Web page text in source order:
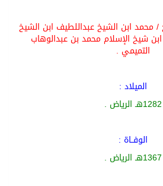
/محمد ابن الشيخ عبداللطيف ابن الشيخ
شيخ الإسلام محمد بن عبدالوهاب
التميمي .
الميلاد :
1282هـ الرياض .
الوفــاة :
1367هـ الرياض .